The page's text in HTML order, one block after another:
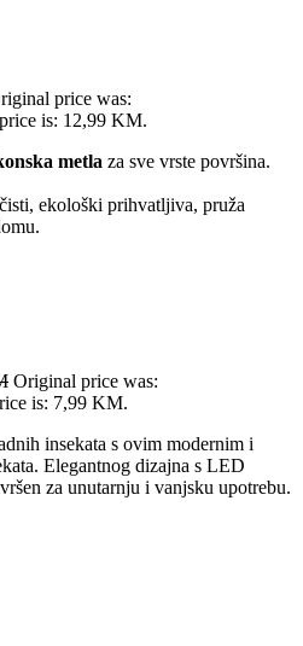
price was:
is: 12,99 KM.
metla za sve vrste površina.
ekološki prihvatljiva, pruža
Original price was:
is: 7,99 KM.
insekata s ovim modernim i
Elegantnog dizajna s LED
za unutarnju i vanjsku upotrebu.